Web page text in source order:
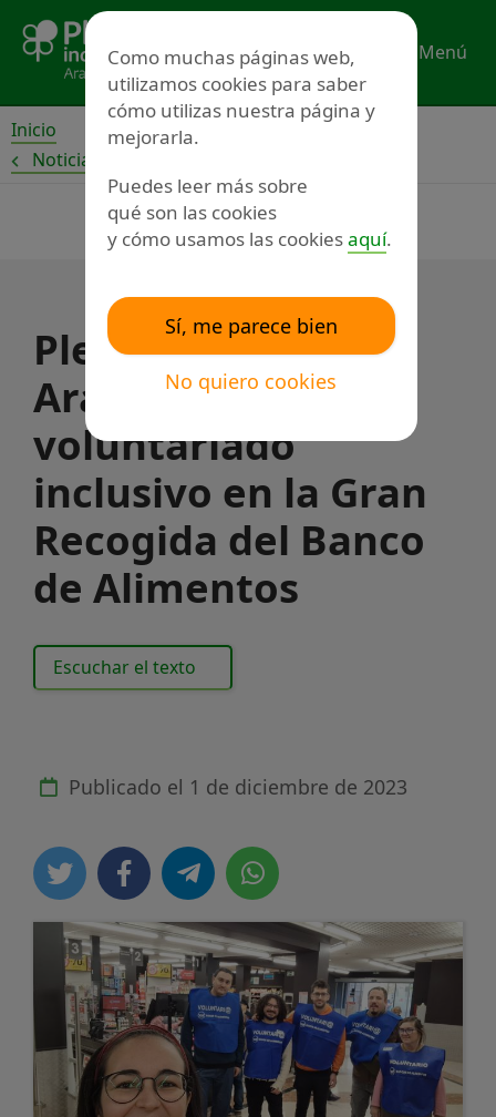
contenido
Menú
Inicio
Noticias
Plena inclusión
Aragón practica el
voluntariado
inclusivo en la Gran
Recogida del Banco
de Alimentos
Escuchar el texto
Publicado el 1 de diciembre de 2023
Como muchas páginas web,
utilizamos cookies para saber
cómo utilizas nuestra página y
mejorarla.
Puedes leer más sobre
qué son las cookies
y cómo usamos las cookiesaquí.
Sí, me parece bien
No quiero cookies